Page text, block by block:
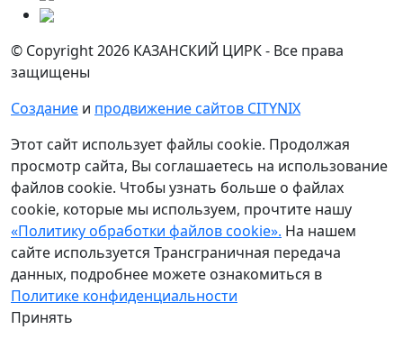
© Copyright 2026 КАЗАНСКИЙ ЦИРК - Все права
защищены
Создание и продвижение сайтов CITYNIX
Этот сайт использует файлы cookie. Продолжая
просмотр сайта, Вы соглашаетесь на использование
файлов cookie. Чтобы узнать больше о файлах
cookie, которые мы используем, прочтите нашу
«Политику обработки файлов cookie». На нашем
сайте используется Трансграничная передача
данных, подробнее можете ознакомиться в
Политике конфиденциальности
Принять